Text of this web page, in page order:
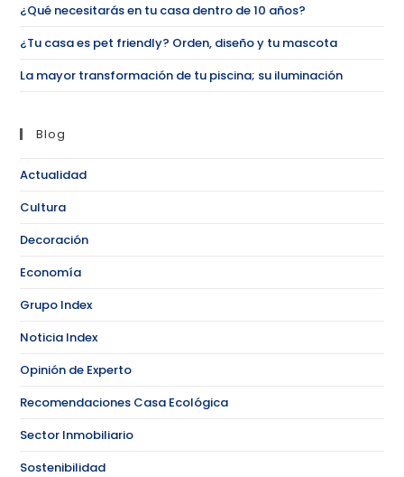
¿Qué necesitarás en tu casa dentro de 10 años?
¿Tu casa es pet friendly? Orden, diseño y tu mascota
La mayor transformación de tu piscina; su iluminación
Blog
Actualidad
Cultura
Decoración
Economía
Grupo Index
Noticia Index
Opinión de Experto
Recomendaciones Casa Ecológica
Sector Inmobiliario
Sostenibilidad